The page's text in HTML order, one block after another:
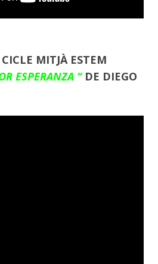
MITJÀ ESTEM
ESPERANZA “DE DIEGO